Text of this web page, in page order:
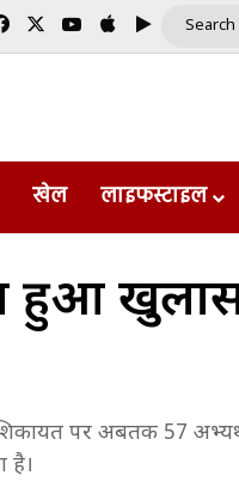
FacebookYouTube
AppleGoogle
खेल लाइफस्टाइल
हुआ
पर अबतक 57
है।